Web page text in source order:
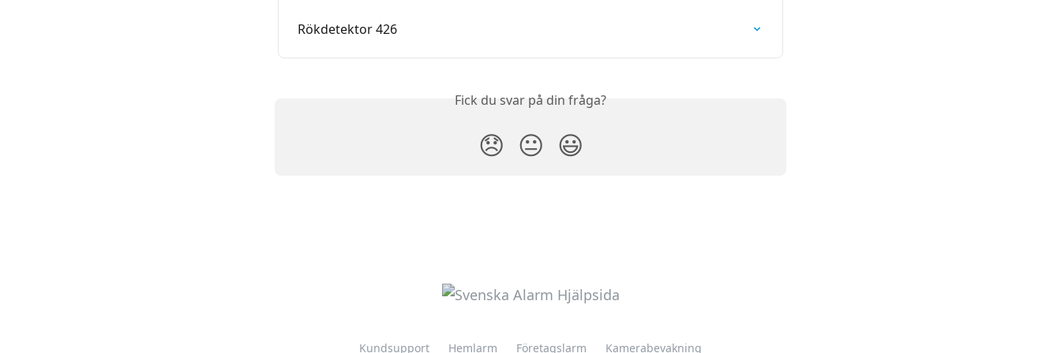
Rökdetektor 426
Fick du svar på din fråga?
😞 😐 😃
Kundsupport Hemlarm Företagslarm Kamerabevakning